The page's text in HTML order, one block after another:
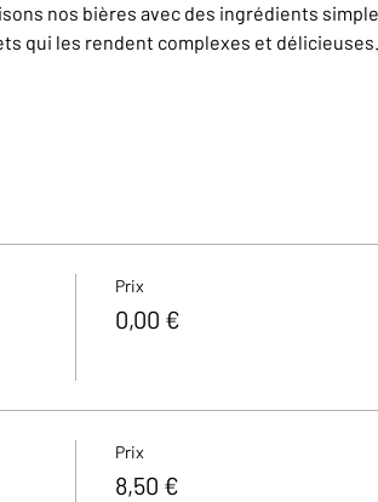
nos bières avec des ingrédients
qui les rendent complexes et
Prix
0,00 €
Prix
8,50 €